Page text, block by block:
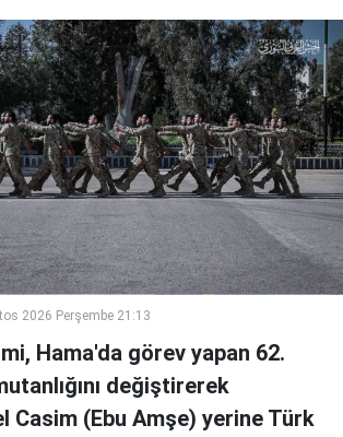
2026 Perşembe 21:13
Hama'da görev yapan 62.
değiştirerek
Casim (Ebu Amşe) yerine Türk